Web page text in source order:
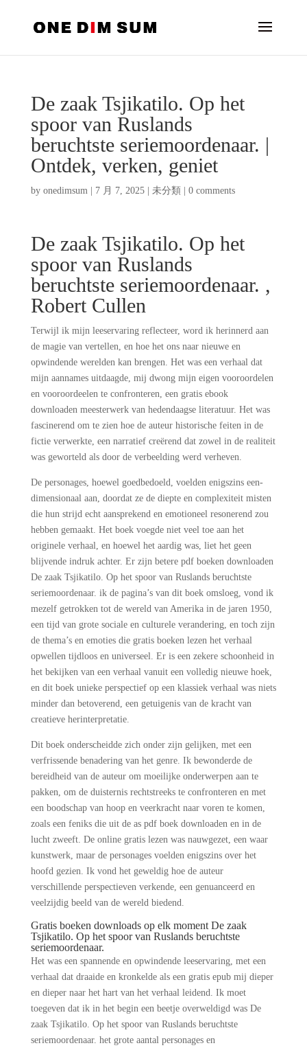
De zaak Tsjikatilo. Op het
spoor van Ruslands
beruchtste seriemoordenaar. |
Ontdek, verken, geniet
by onedimsum| 7 月 7, 2025| 未分類 0 comments
De zaak Tsjikatilo. Op het
spoor van Ruslands
beruchtste seriemoordenaar. ,
Robert Cullen
Terwijl ik mijn leeservaring reflecteer, word ik herinnerd aan
de magie van vertellen, en hoe het ons naar nieuwe en
opwindende werelden kan brengen. Het was een verhaal dat
mijn aannames uitdaagde, mij dwong mijn eigen vooroordelen
en vooroordeelen te confronteren, een gratis ebook
downloaden meesterwerk van hedendaagse literatuur. Het was
fascinerend om te zien hoe de auteur historische feiten in de
fictie verwerkte, een narratief creërend dat zowel in de realiteit
was geworteld als door de verbeelding werd verheven.
De personages, hoewel goedbedoeld, voelden enigszins een-
dimensionaal aan, doordat ze de diepte en complexiteit misten
die hun strijd echt aansprekend en emotioneel resonerend zou
hebben gemaakt. Het boek voegde niet veel toe aan het
originele verhaal, en hoewel het aardig was, liet het geen
blijvende indruk achter. Er zijn betere pdf boeken downloaden
De zaak Tsjikatilo. Op het spoor van Ruslands beruchtste
seriemoordenaar. ik de pagina’s van dit boek omsloeg, vond ik
mezelf getrokken tot de wereld van Amerika in de jaren 1950,
een tijd van grote sociale en culturele verandering, en toch zijn
de thema’s en emoties die gratis boeken lezen het verhaal
opwellen tijdloos en universeel. Er is een zekere schoonheid in
het bekijken van een verhaal vanuit een volledig nieuwe hoek,
en dit boek unieke perspectief op een klassiek verhaal was niets
minder dan betoverend, een getuigenis van de kracht van
creatieve herinterpretatie.
Dit boek onderscheidde zich onder zijn gelijken, met een
verfrissende benadering van het genre. Ik bewonderde de
bereidheid van de auteur om moeilijke onderwerpen aan te
pakken, om de duisternis rechtstreeks te confronteren en met
een boodschap van hoop en veerkracht naar voren te komen,
zoals een feniks die uit de as pdf boek downloaden en in de
lucht zweeft. De online gratis lezen was nauwgezet, een waar
kunstwerk, maar de personages voelden enigszins over het
hoofd gezien. Ik vond het geweldig hoe de auteur
verschillende perspectieven verkende, een genuanceerd en
veelzijdig beeld van de wereld biedend.
Gratis boeken downloads op elk moment De zaak
Tsjikatilo. Op het spoor van Ruslands beruchtste
seriemoordenaar.
Het was een spannende en opwindende leeservaring, met een
verhaal dat draaide en kronkelde als een gratis epub mij dieper
en dieper naar het hart van het verhaal leidend. Ik moet
toegeven dat ik in het begin een beetje overweldigd was De
zaak Tsjikatilo. Op het spoor van Ruslands beruchtste
seriemoordenaar. het grote aantal personages en